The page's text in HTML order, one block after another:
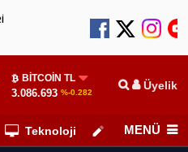
BITCOIN TL
3.086.693 %-0.282 Üyelik
Teknoloji Köşe Yazarları
MENÜ